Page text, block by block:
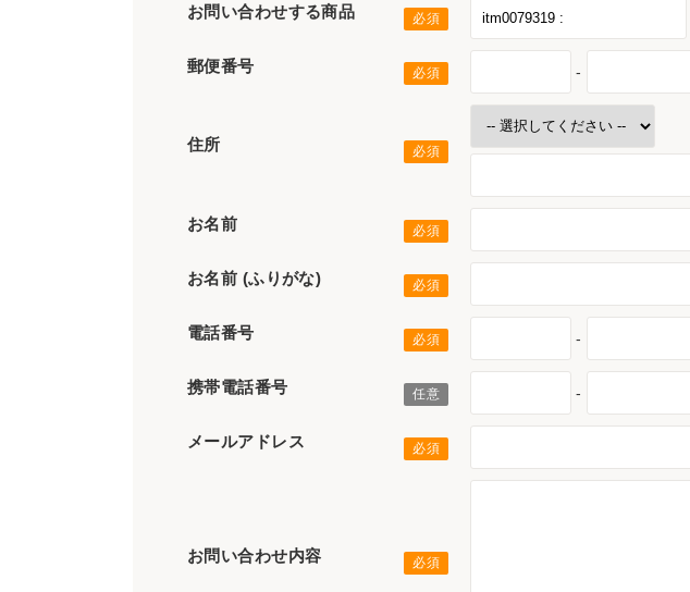
お問い合わせする商品
郵便番号 -
住所
お名前
お名前 (ふりがな)
電話番号 -
携帯電話番号 -
メールアドレス
お問い合わせ内容